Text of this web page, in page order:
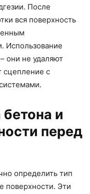
После
вся поверхность
Использование
они не удаляют
сцепление с
и
перед
определить тип
поверхности. Эти